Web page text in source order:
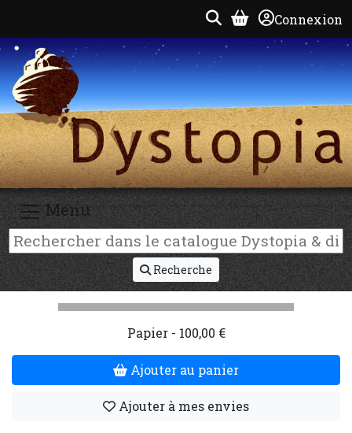
Connexion
Menu
Recherche
Papier - 100,00 €
Ajouter au panier
Ajouter à mes envies